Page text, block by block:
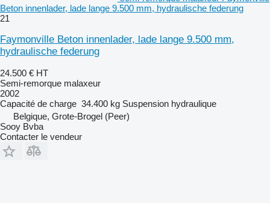
Beton innenlader, lade lange 9.500 mm, hydraulische federung
21
Faymonville Beton innenlader, lade lange 9.500 mm,
hydraulische federung
24.500 € HT
Semi-remorque malaxeur
2002
Capacité de charge 34.400 kg Suspension hydraulique
Belgique, Grote-Brogel (Peer)
Sooy Bvba
Contacter le vendeur